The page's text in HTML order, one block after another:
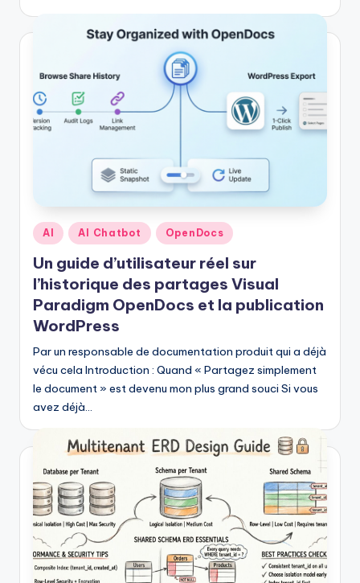
Posted
in
AI AI Chatbot OpenDocs
Un guide d’utilisateur réel sur
l’historique des partages Visual
Paradigm OpenDocs et la publication
WordPress
Par un responsable de documentation produit qui a déjà
vécu cela Introduction : Quand « Partagez simplement
le document » est devenu mon plus grand souci Si vous
avez déjà…